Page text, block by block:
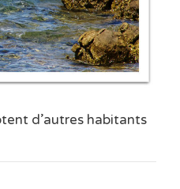
d’autres habitants